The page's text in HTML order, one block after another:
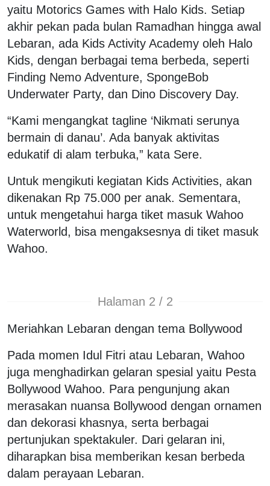
yaitu Motorics Games with Halo Kids. Setiap
akhir pekan pada bulan Ramadhan hingga awal
Lebaran, ada Kids Activity Academy oleh Halo
Kids, dengan berbagai tema berbeda, seperti
Finding Nemo Adventure, SpongeBob
Underwater Party, dan Dino Discovery Day.
“Kami mengangkat tagline ‘Nikmati serunya
bermain di danau’. Ada banyak aktivitas
edukatif di alam terbuka,” kata Sere.
Untuk mengikuti kegiatan Kids Activities, akan
dikenakan Rp 75.000 per anak. Sementara,
untuk mengetahui harga tiket masuk Wahoo
Waterworld, bisa mengaksesnya di tiket masuk
Wahoo.
Halaman 2 / 2
Meriahkan Lebaran dengan tema Bollywood
Pada momen Idul Fitri atau Lebaran, Wahoo
juga menghadirkan gelaran spesial yaitu Pesta
Bollywood Wahoo. Para pengunjung akan
merasakan nuansa Bollywood dengan ornamen
dan dekorasi khasnya, serta berbagai
pertunjukan spektakuler. Dari gelaran ini,
diharapkan bisa memberikan kesan berbeda
dalam perayaan Lebaran.